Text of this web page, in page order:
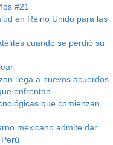
#21
en Reino Unido para las
cuando se perdió su
llega a nuevos acuerdos
enfrentan
que comienzan
mexicano admite dar